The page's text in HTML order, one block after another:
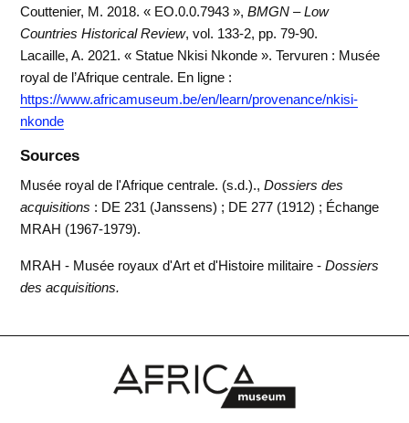
Couttenier, M. 2018. « EO.0.0.7943 »,BMGN – Low
Countries Historical Review, vol. 133-2, pp. 79-90.
Lacaille, A. 2021. « Statue Nkisi Nkonde ». Tervuren : Musée
royal de l’Afrique centrale. En ligne :
https://www.africamuseum.be/en/learn/provenance/nkisi-
nkonde
Sources
Musée royal de l'Afrique centrale. (s.d.).,Dossiers des
acquisitions : DE 231 (Janssens) ; DE 277 (1912) ; Échange
MRAH (1967-1979).
MRAH - Musée royaux d'Art et d'Histoire militaire -Dossiers
des acquisitions.